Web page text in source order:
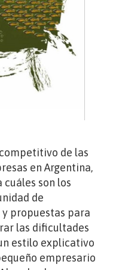
de las
en Argentina,
son los
de
propuestas para
las dificultades
estilo explicativo
empresario